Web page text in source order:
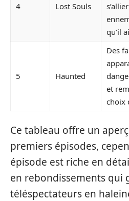
4 Lost Souls
qu’il
5 Haunted
Des
et
choix
Ce tableau offre un
premiers épisodes,
épisode est riche en
en rebondissements qui
téléspectateurs en